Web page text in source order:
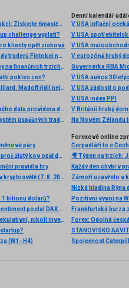
🚀 FXstreet.cz & eToro přinášejí exkluzivní akci: Získejte 6měsíční členství ve VIP zóně ZDARMA
challenge vyplatí?
klienty opět zisková
Léto v plném proudu, trhy také: Top 3 obchody traderů Fintokei na indexech a zlatě
Chamtivost a strach: Největší cenové pohyby na finančních trzích (červenec 2026)
pokles cen?
Stvořil elitní klub, kde Ameriku obral o 65 miliard. Madoff řídil největší Ponzi dějin
Historická data, kde je získat, jak připojit svého data providera do MultiCharts a proč je budeme potřebovat? (4. díl)
Jak obchodují profíci: Fibonacci trading - systém úspěšných traderů
Denní kalendář
V USA inflační
V USA
V USA
V eurozóně hrubý
Guvernérka RBA
V USA aukce
V USA žádosti o
V USA index PPI
V Británii hrubý
Na Novém Zélandu
páry
Zlato vyráží k novým maximům: Tři důvody, proč žlutý kov opět dominuje
pravidla hry
Krypto šeptanda: Co přinesl poslední týden v kryptosvětě (7. 8. 2026)
1 bilionu dolarů?
Analýza DAX, Nasdaq, EUR/USD: Zlepšený sentiment poslal DAX na nová maxima
Praktické okénko: Bitcoin aktuálně jako spekulativní, nikoli investiční aktivum
(W1–H4)
Forexové online
Nízká hladina
Pozitivní vývoj na
Frankfurtská burza